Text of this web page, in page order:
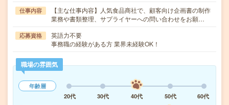
仕事内容
【主な仕事内容】人気食品商社で、顧客向け企画書の制作
業務や書類整理、サプライヤーへの問い合わせをお願…
応募資格
英語力不要
事務職の経験がある方 業界未経験OK！
職場の雰囲気
年齢層
20代
30代 40代 50代
60代